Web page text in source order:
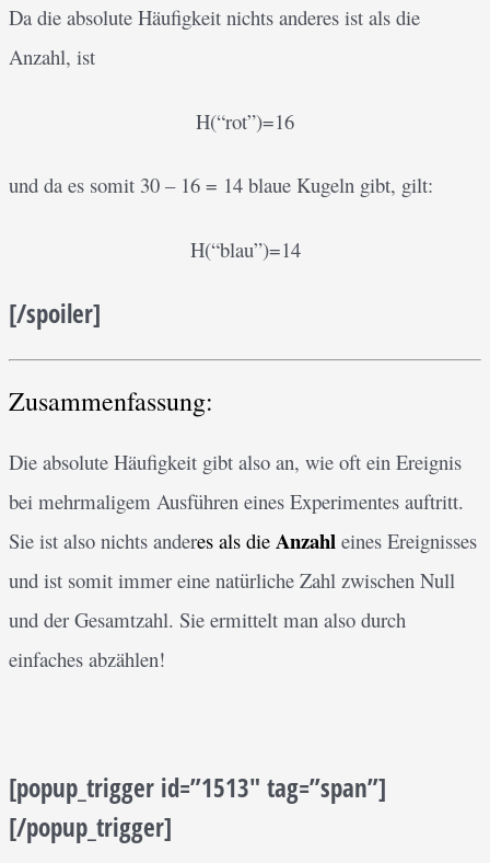
Da die absolute Häufigkeit nichts anderes ist als die
Anzahl, ist
H(“rot”)=16
und da es somit 30 – 16 = 14 blaue Kugeln gibt, gilt:
H(“blau”)=14
[/spoiler]
Zusammenfassung:
Die absolute Häufigkeit gibt also an, wie oft ein Ereignis
bei mehrmaligem Ausführen eines Experimentes auftritt.
Sie ist also nichts anderes als die Anzahl eines Ereignisses
und ist somit immer eine natürliche Zahl zwischen Null
und der Gesamtzahl. Sie ermittelt man also durch
einfaches abzählen!
[popup_trigger id=”1513″ tag=”span”]
[/popup_trigger]